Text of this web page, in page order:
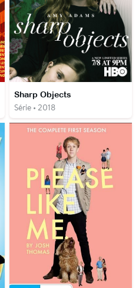
Sharp Objects
Série • 2018